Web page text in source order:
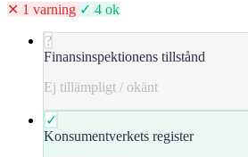
✕ 1 varning ✓ 4 ok
?
Finansinspektionens tillstånd
Ej tillämpligt / okänt
✓
Konsumentverkets register